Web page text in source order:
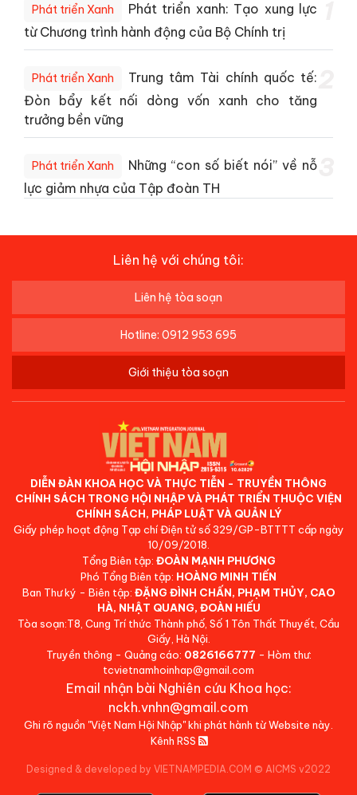
Phát triển Xanh
Phát triển xanh: Tạo xung lực
từ Chương trình hành động của Bộ Chính trị
Phát triển Xanh
Trung tâm Tài chính quốc tế:
Đòn bẩy kết nối dòng vốn xanh cho tăng
trưởng bền vững
Phát triển Xanh
Những “con số biết nói” về nỗ
lực giảm nhựa của Tập đoàn TH
Liên hệ với chúng tôi:
Liên hệ tòa soạn
Hotline: 0912 953 695
Giới thiệu tòa soạn
DIỄN ĐÀN KHOA HỌC VÀ THỰC TIỄN - TRUYỀN THÔNG
CHÍNH SÁCH TRONG HỘI NHẬP VÀ PHÁT TRIỂN THUỘC VIỆN
CHÍNH SÁCH, PHÁP LUẬT VÀ QUẢN LÝ
Giấy phép hoạt động Tạp chí Điện tử số 329/GP-BTTTT cấp ngày
10/09/2018.
Tổng Biên tập: ĐOÀN MẠNH PHƯƠNG
Phó Tổng Biên tập: HOÀNG MINH TIẾN
Ban Thư ký - Biên tập: ĐẶNG ĐÌNH CHẤN, PHẠM THỦY, CAO
HÀ, NHẬT QUANG, ĐOÀN HIẾU
Tòa soạn:T8, Cung Trí thức Thành phố, Số 1 Tôn Thất Thuyết, Cầu
Giấy, Hà Nội.
Truyền thông - Quảng cáo: 0826166777 - Hòm thư:
tcvietnamhoinhap@gmail.com
Email nhận bài Nghiên cứu Khoa học:
nckh.vnhn@gmail.com
Ghi rõ nguồn "Việt Nam Hội Nhập" khi phát hành từ Website này.
Kênh RSS
Designed & developed by VIETNAMPEDIA.COM © AICMS v2022